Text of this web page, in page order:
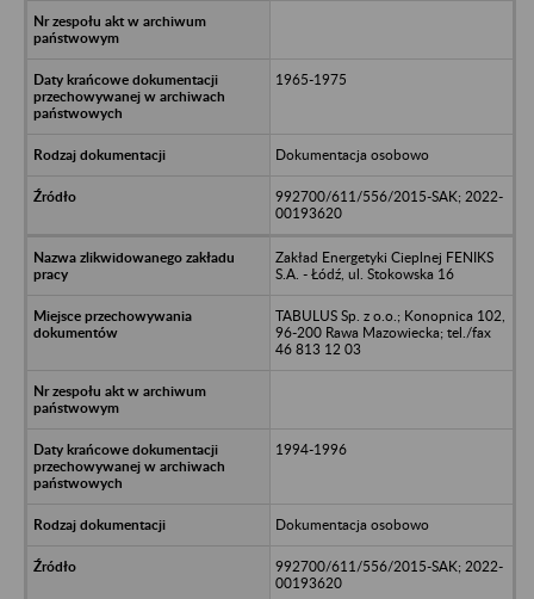
1965-1975
Dokumentacja osobowo
992700/611/556/2015-SAK; 2022-
00193620
Zakład Energetyki Cieplnej FENIKS
S.A. - Łódź, ul. Stokowska 16
TABULUS Sp. z o.o.; Konopnica 102,
96-200 Rawa Mazowiecka; tel./fax
46 813 12 03
1994-1996
Dokumentacja osobowo
992700/611/556/2015-SAK; 2022-
00193620